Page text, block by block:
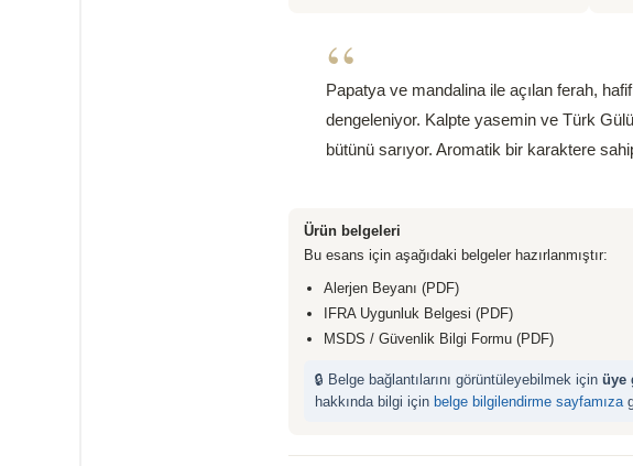
“
Papatya ve mandalina ile açılan ferah,
dengeleniyor. Kalpte yasemin ve Türk
bütünü sarıyor. Aromatik bir karaktere
Ürün belgeleri
Bu esans için aşağıdaki belgeler hazırlanmıştır:
Alerjen Beyanı (PDF)
IFRA Uygunluk Belgesi (PDF)
MSDS / Güvenlik Bilgi Formu (PDF)
🔒 Belge bağlantılarını görüntüleyebilmek için üye
hakkında bilgi için belge bilgilendirme sayfamıza